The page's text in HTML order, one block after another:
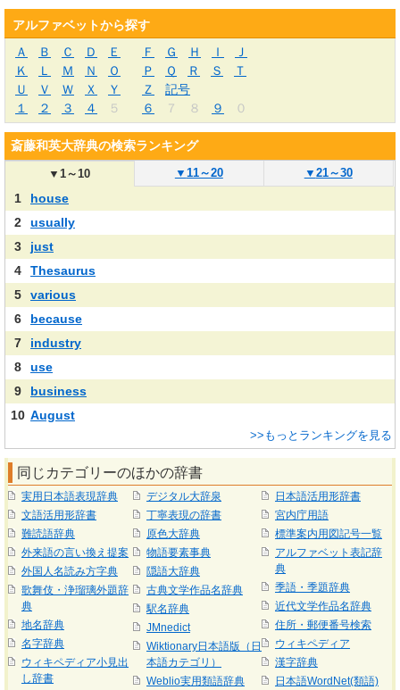
アルファベットから探す
Ａ
Ｂ Ｃ Ｄ Ｅ Ｆ Ｇ Ｈ Ｉ
Ｊ
Ｋ
Ｌ Ｍ Ｎ Ｏ Ｐ Ｑ Ｒ Ｓ
Ｔ
Ｕ
Ｖ Ｗ Ｘ Ｙ Ｚ
記号
１
２ ３ ４ ５ ６ ７ ８ ９ ０
斎藤和英大辞典の検索ランキング
▼1～10 ▼ 11～20 ▼ 21～30
1
house
2
usually
3
just
4
Thesaurus
5
various
6
because
7
industry
8
use
9
business
10 August
>>もっとランキングを見る
同じカテゴリーのほかの辞書
実用日本語表現辞典
文語活用形辞書
難読語辞典
外来語の言い換え提案
外国人名読み方字典
歌舞伎・浄瑠璃外題辞
典
地名辞典
名字辞典
ウィキペディア小見出
し辞書
デジタル大辞泉
丁寧表現の辞書
原色大辞典
物語要素事典
隠語大辞典
古典文学作品名辞典
駅名辞典
JMnedict
Wiktionary日本語版（日
本語カテゴリ）
Weblio実用類語辞典
日本語活用形辞書
宮内庁用語
標準案内用図記号一覧
アルファベット表記辞
典
季語・季題辞典
近代文学作品名辞典
住所・郵便番号検索
ウィキペディア
漢字辞典
日本語WordNet(類語)